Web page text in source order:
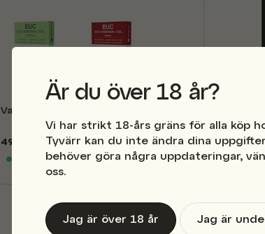
Vaporesso - EUC Coils
49 kr
Finns i lager
69 kr
Finns i
Är du över 18 år?
Vi har strikt 18-års gräns för alla köp
Tyvärr kan du inte ändra dina uppgifter
behöver göra några uppdateringar,
oss.
Jag är över 18 år Jag är